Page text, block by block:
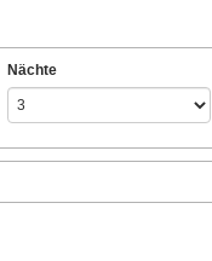
Nächte